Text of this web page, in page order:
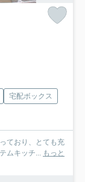
宅配ボックス
ており、とても充
ムキッチ... もっと